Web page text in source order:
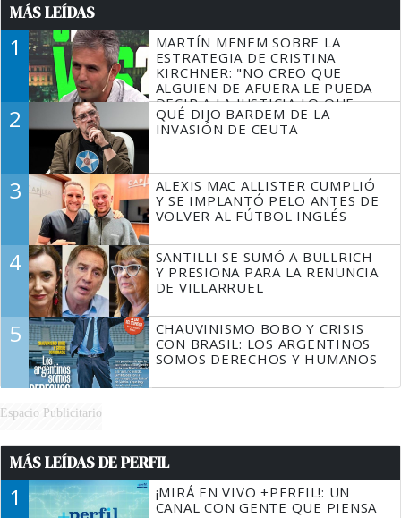
MÁS LEÍDAS
1
MARTÍN MENEM SOBRE LA
ESTRATEGIA DE CRISTINA
KIRCHNER: "NO CREO QUE
ALGUIEN DE AFUERA LE PUEDA
DECIR A LA JUSTICIA LO QUE
TIENE QUE HACER"
2
QUÉ DIJO BARDEM DE LA
INVASIÓN DE CEUTA
3
ALEXIS MAC ALLISTER CUMPLIÓ
Y SE IMPLANTÓ PELO ANTES DE
VOLVER AL FÚTBOL INGLÉS
4
SANTILLI SE SUMÓ A BULLRICH
Y PRESIONA PARA LA RENUNCIA
DE VILLARRUEL
5
CHAUVINISMO BOBO Y CRISIS
CON BRASIL: LOS ARGENTINOS
SOMOS DERECHOS Y HUMANOS
Espacio Publicitario
MÁS LEÍDAS DE PERFIL
1
¡MIRÁ EN VIVO +PERFIL!: UN
CANAL CON GENTE QUE PIENSA